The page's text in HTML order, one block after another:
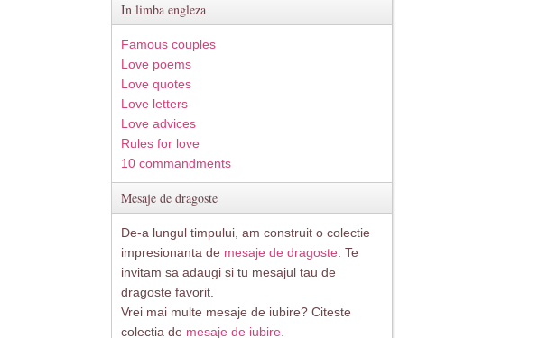
In limba engleza
Famous couples
Love poems
Love quotes
Love letters
Love advices
Rules for love
10 commandments
Mesaje de dragoste
De-a lungul timpului, am construit o colectie
impresionanta de mesaje de dragoste . Te
invitam sa adaugi si tu mesajul tau de
dragoste favorit.
Vrei mai multe mesaje de iubire? Citeste
colectia de mesaje de iubire.